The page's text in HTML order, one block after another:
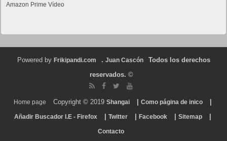
Amazon Prime Vídeo
Powered by Frikipandi.com . Juan Cascón
Todos los derechos
reservados. ©
Home page Copyright © 2019 Shangai Como página de inico
Añadir Buscador I.E - Firefox Twitter Facebook Sitemap
Contacto